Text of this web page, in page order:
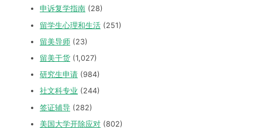
申诉复学指南 (28)
留学生心理和生活 (251)
留美导师 (23)
留美干货 (1,027)
研究生申请 (984)
社文科专业 (244)
签证辅导 (282)
美国大学开除应对 (802)